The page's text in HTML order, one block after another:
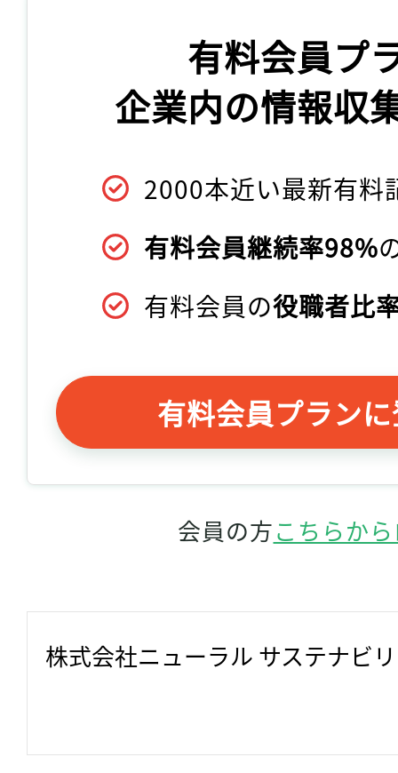
有料会員プ
企業内の情報収
2000本近い最新有料
有料会員継続率98%
有料会員の役職者比
有料会員プラン
会員の方こちらか
株式会社ニューラル サステナビ